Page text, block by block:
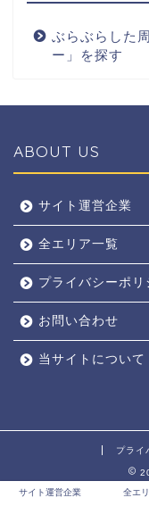
ぶらぶらした
ー」を探す
ABOUT US
サイト運営企業
全エリア一覧
プライバシーポ
お問い合わせ
当サイトについて
プライ
サイト運営企業
全エ